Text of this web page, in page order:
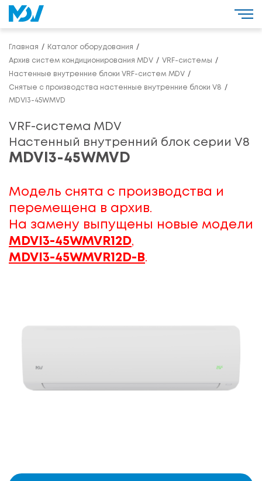
Главная Каталог оборудования
Архив систем кондиционирования MDV VRF-системы
Настенные внутренние блоки VRF-систем MDV
Снятые с производства настенные внутренние блоки V8
MDVI3-45WMVD
VRF-система MDV
Настенный внутренний блок серии V8
MDVI3-45WMVD
Модель снята с производства и
перемещена в архив.
На замену выпущены новые модели
MDVI3-45WMVR12D,
MDVI3-45WMVR12D-B.